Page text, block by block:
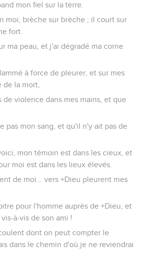
mon fiel sur la terre.
moi, brèche sur brèche ; il court sur
fort.
ma peau, et j'ai dégradé ma corne
à force de pleurer, et sur mes
de la mort,
de violence dans mes mains, et que
pas mon sang, et qu'il n'y ait pas de
mon témoin est dans les cieux, et
moi est dans les lieux élevés.
de moi... vers +Dieu pleurent mes
pour l'homme auprès de +Dieu, et
à-vis de son ami !
dont on peut compter le
dans le chemin d'où je ne reviendrai